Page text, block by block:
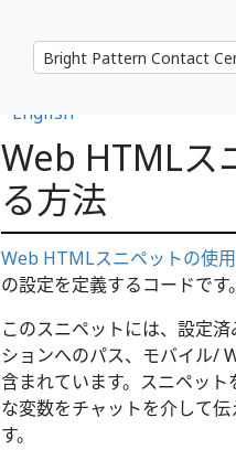
English
Web HTMLス
る方法
Web HTMLスニペットの使
の設定を定義するコードです。
このスニペットには、設定
ションへのパス、モバイル/
含まれています。スニペッ
な変数をチャットを介して
す。